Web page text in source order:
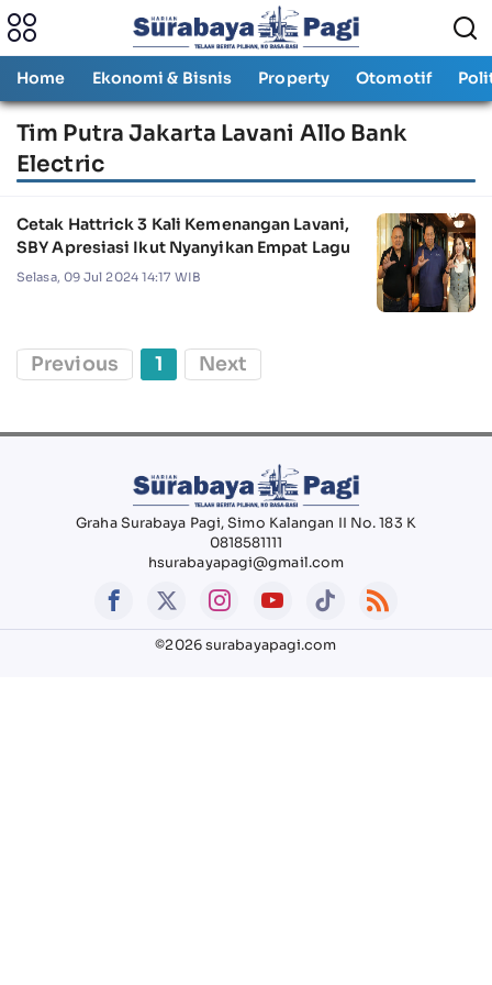
Home Ekonomi & Bisnis Property Otomotif
Tim Putra Jakarta Lavani Allo Bank
Electric
Cetak Hattrick 3 Kali Kemenangan Lavani,
SBY Apresiasi Ikut Nyanyikan Empat Lagu
Selasa, 09 Jul 2024 14:17 WIB
Previous 1 Next
Graha Surabaya Pagi, Simo Kalangan II No. 183 K
0818581111
hsurabayapagi@gmail.com
©2026 surabayapagi.com